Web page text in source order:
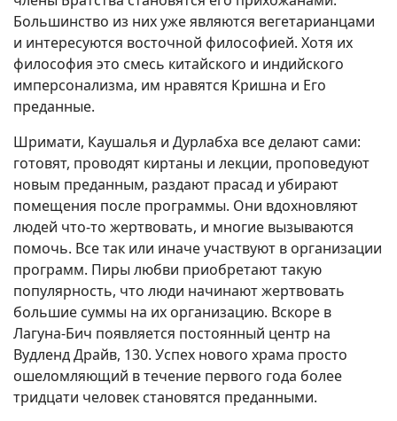
Большинство из них уже являются вегетарианцами
и интересуются восточной философией. Хотя их
философия это смесь китайского и индийского
имперсонализма, им нравятся Кришна и Его
преданные.
Шримати, Каушалья и Дурлабха все делают сами:
готовят, проводят киртаны и лекции, проповедуют
новым преданным, раздают прасад и убирают
помещения после программы. Они вдохновляют
людей что-то жертвовать, и многие вызываются
помочь. Все так или иначе участвуют в организации
программ. Пиры любви приобретают такую
популярность, что люди начинают жертвовать
большие суммы на их организацию. Вскоре в
Лагуна-Бич появляется постоянный центр на
Вудленд Драйв, 130. Успех нового храма просто
ошеломляющий в течение первого года более
тридцати человек становятся преданными.